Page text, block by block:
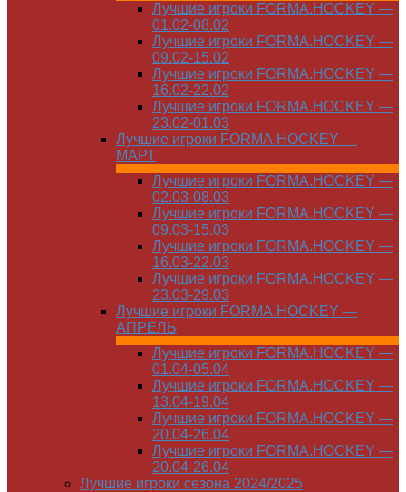
Лучшие игроки FORMA.HOCKEY —
01.02-08.02
Лучшие игроки FORMA.HOCKEY —
09.02-15.02
Лучшие игроки FORMA.HOCKEY —
16.02-22.02
Лучшие игроки FORMA.HOCKEY —
23.02-01.03
Лучшие игроки FORMA.HOCKEY —
МАРТ
Лучшие игроки FORMA.HOCKEY —
02.03-08.03
Лучшие игроки FORMA.HOCKEY —
09.03-15.03
Лучшие игроки FORMA.HOCKEY —
16.03-22.03
Лучшие игроки FORMA.HOCKEY —
23.03-29.03
Лучшие игроки FORMA.HOCKEY —
АПРЕЛЬ
Лучшие игроки FORMA.HOCKEY —
01.04-05.04
Лучшие игроки FORMA.HOCKEY —
13.04-19.04
Лучшие игроки FORMA.HOCKEY —
20.04-26.04
Лучшие игроки FORMA.HOCKEY —
20.04-26.04
Лучшие игроки сезона 2024/2025